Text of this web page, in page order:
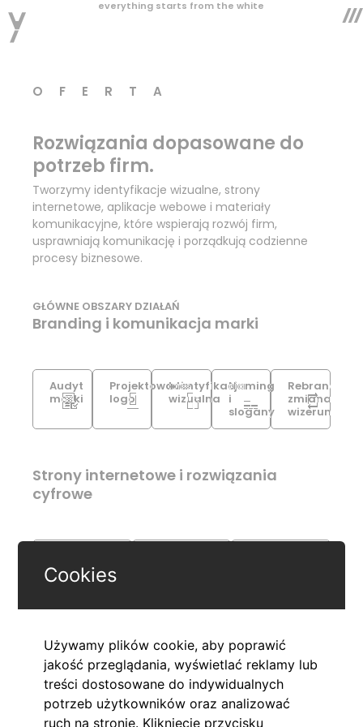
everything starts from the white
OFERTA
Rozwiązania dopasowane do
potrzeb firm.
Tworzymy identyfikacje wizualne, strony
internetowe, aplikacje webowe i materiały
komunikacyjne, które wspierają rozwój firm,
usprawniają komunikację i porządkują codzienne
procesy biznesowe.
GŁÓWNE OBSZARY DZIAŁAŃ
Branding i komunikacja marki
Audyt
marki
Projektowanie
logo
Identyfikacja
wizualna
Naming
i
slogany
Rebranding
zmiana
wizerunku
Strony internetowe i rozwiązania
cyfrowe
internetowe
wizualna
KatalogiProjektowanie
GrafikiLandingSystemyGrafikaMerchProjekty
Cookies
Używamy plików cookie, aby poprawić
jakość przeglądania, wyświetlać reklamy lub
treści dostosowane do indywidualnych
potrzeb użytkowników oraz analizować
ruch na stronie. Kliknięcie przycisku